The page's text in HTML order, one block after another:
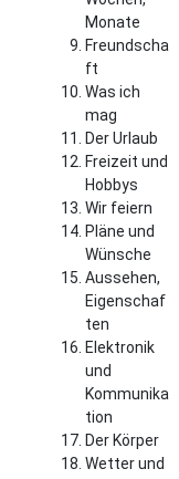
Monate
Freundscha
ft
Was ich
mag
Der Urlaub
Freizeit und
Hobbys
Wir feiern
Pläne und
Wünsche
Aussehen,
Eigenschaf
ten
Elektronik
und
Kommunika
tion
Der Körper
Wetter und